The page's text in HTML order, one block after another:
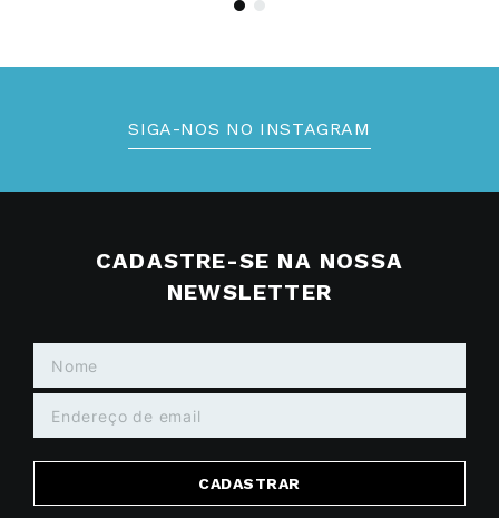
SIGA-NOS NO INSTAGRAM
CADASTRE-SE NA NOSSA
NEWSLETTER
CADASTRAR